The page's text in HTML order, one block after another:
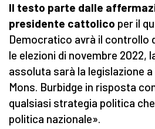
Il testo parte dalle
presidente cattolico per il
Democratico avrà il controllo
le elezioni di novembre 2022,
assoluta sarà la legislazione
Mons. Burbidge in risposta
qualsiasi strategia politica
politica nazionale».